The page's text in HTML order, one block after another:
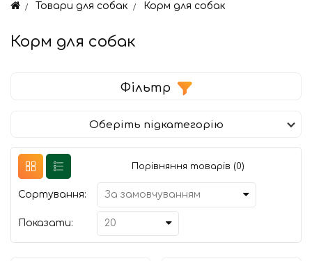
Товари для собак Корм для собак
Корм для собак
Фільтр
Оберіть підкатегорію
Порівняння товарів (0)
Сортування:
Показати: